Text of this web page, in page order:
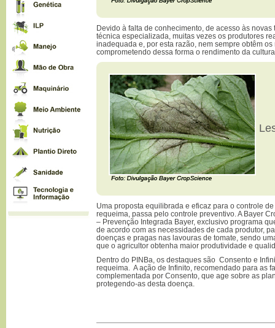
Devido à falta de conhecimento, de acesso às
técnica especializada, muitas vezes os produtores
inadequada e, por esta razão, nem sempre obtêm
comprometendo dessa forma o rendimento da
Uma proposta equilibrada e eficaz para o controle
requeima, passa pelo controle preventivo. A Bayer
– Prevenção Integrada Bayer, exclusivo programa
de acordo com as necessidades de cada produtor,
doenças e pragas nas lavouras de tomate, sendo
que o agricultor obtenha maior produtividade e
Dentro do PINBa, os destaques são Consento e
requeima. A ação de Infinito, recomendado para as
complementada por Consento, que age sobre as
protegendo-as desta doença.